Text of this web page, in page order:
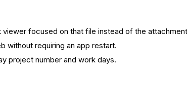
focused on that file instead of the
without requiring an app restart.
project number and work days.